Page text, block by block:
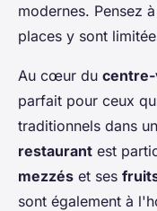
modernes. Pensez à
places y sont
Au cœur du
parfait pour ceux
traditionnels dans
restaurant est
mezzés et ses
sont également à